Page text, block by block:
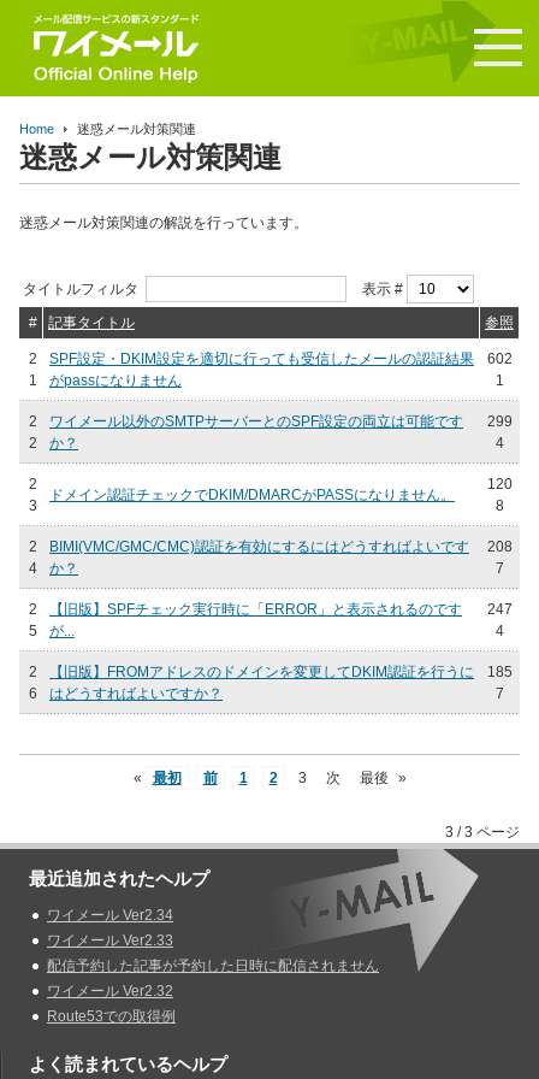
Home 迷惑メール対策関連
迷惑メール対策関連
迷惑メール対策関連の解説を行っています。
タイトルフィルタ
表示 #
#
記事タイトル 参照
2
1
SPF設定・DKIM設定を適切に行っても受信したメールの認証結果
がpassになりません
602
1
2
2
ワイメール以外のSMTPサーバーとのSPF設定の両立は可能です
か？
299
4
2
3
ドメイン認証チェックでDKIM/DMARCがPASSになりません。
120
8
2
4
BIMI(VMC/GMC/CMC)認証を有効にするにはどうすればよいです
か？
208
7
2
5
【旧版】SPFチェック実行時に「ERROR」と表示されるのです
が...
247
4
2
6
【旧版】FROMアドレスのドメインを変更してDKIM認証を行うに
はどうすればよいですか？
185
7
« 最初 前 1 2 3 次 最後 »
3 / 3 ページ
最近追加されたヘルプ
ワイメール Ver2.34
ワイメール Ver2.33
配信予約した記事が予約した日時に配信されません
ワイメール Ver2.32
Route53での取得例
よく読まれているヘルプ